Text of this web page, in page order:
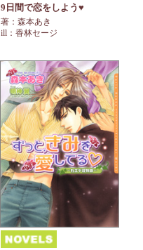
9日間で恋をしよう♥
著：森本あき
ill：香林セージ